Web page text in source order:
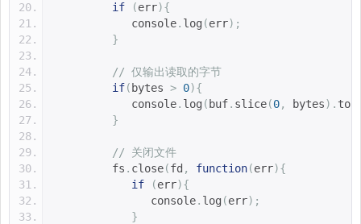
if
(err){
            console
. log (err);
}
// 仅输出读取的字节
if( bytes > 0){
            console
. log ( buf. slice(0, bytes).
}
// 关闭文件
         fs
. close(fd , function(err){
if
(err){
               console
. log (err);
}